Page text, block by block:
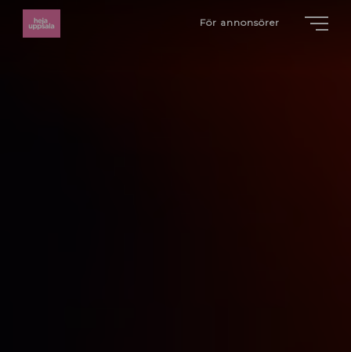
För annonsörer